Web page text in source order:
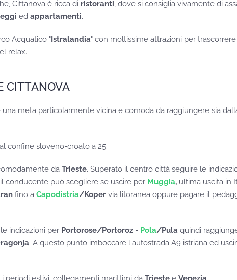
Cittanova è ricca di ristoranti, dove si consiglia vivamente di
ed appartamenti.
Acquatico "Istralandia" con moltissime attrazioni per
relax.
CITTANOVA
una meta particolarmente vicina e comoda da raggiungere sia
confine sloveno-croato a 25.
da Trieste. Superato il centro città seguire le
conducente può scegliere se uscire per Muggia, ultima uscita in
fino a Capodistria/Koper via litoranea oppure pagare il
indicazioni per Portorose/Portoroz - Pola/Pula quindi
. A questo punto imboccare l'autostrada A9 istriana ed